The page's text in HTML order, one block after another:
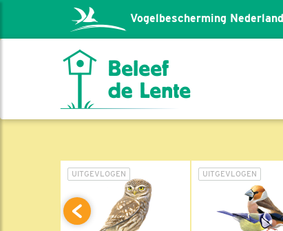
Vogelbescherming Nederland
UITGEVLOGEN UITGEVLOGEN